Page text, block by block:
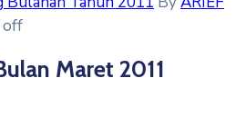
off
Maret 2011